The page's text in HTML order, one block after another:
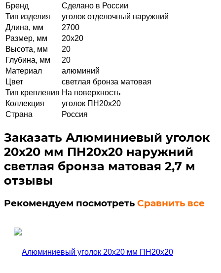
Бренд
Сделано в России
Тип изделия
уголок отделочный наружний
Длина, мм
2700
Размер, мм
20х20
Высота, мм
20
Глубина, мм
20
Материал
алюминий
Цвет
светлая бронза матовая
Тип крепления На поверхность
Коллекция
уголок ПН20х20
Страна
Россия
Заказать Алюминиевый уголок
20х20 мм ПН20х20 наружний
светлая бронза матовая 2,7 м
отзывы
Рекомендуем посмотреть Сравнить все